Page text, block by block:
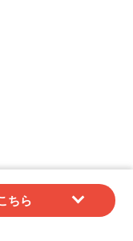
ちら